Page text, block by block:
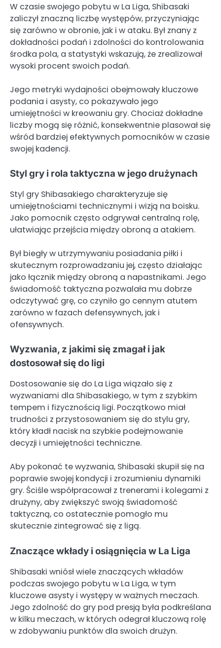
W czasie swojego pobytu w La Liga, Shibasaki
zaliczył znaczną liczbę występów, przyczyniając
się zarówno w obronie, jak i w ataku. Był znany z
dokładności podań i zdolności do kontrolowania
środka pola, a statystyki wskazują, że zrealizował
wysoki procent swoich podań.
Jego metryki wydajności obejmowały kluczowe
podania i asysty, co pokazywało jego
umiejętności w kreowaniu gry. Chociaż dokładne
liczby mogą się różnić, konsekwentnie plasował się
wśród bardziej efektywnych pomocników w czasie
swojej kadencji.
Styl gry i rola taktyczna w jego drużynach
Styl gry Shibasakiego charakteryzuje się
umiejętnościami technicznymi i wizją na boisku.
Jako pomocnik często odgrywał centralną rolę,
ułatwiając przejścia między obroną a atakiem.
Był biegły w utrzymywaniu posiadania piłki i
skutecznym rozprowadzaniu jej, często działając
jako łącznik między obroną a napastnikami. Jego
świadomość taktyczna pozwalała mu dobrze
odczytywać grę, co czyniło go cennym atutem
zarówno w fazach defensywnych, jak i
ofensywnych.
Wyzwania, z jakimi się zmagał i jak
dostosował się do ligi
Dostosowanie się do La Liga wiązało się z
wyzwaniami dla Shibasakiego, w tym z szybkim
tempem i fizycznością ligi. Początkowo miał
trudności z przystosowaniem się do stylu gry,
który kładł nacisk na szybkie podejmowanie
decyzji i umiejętności techniczne.
Aby pokonać te wyzwania, Shibasaki skupił się na
poprawie swojej kondycji i zrozumieniu dynamiki
gry. Ściśle współpracował z trenerami i kolegami z
drużyny, aby zwiększyć swoją świadomość
taktyczną, co ostatecznie pomogło mu
skutecznie zintegrować się z ligą.
Znaczące wkłady i osiągnięcia w La Liga
Shibasaki wniósł wiele znaczących wkładów
podczas swojego pobytu w La Liga, w tym
kluczowe asysty i występy w ważnych meczach.
Jego zdolność do gry pod presją była podkreślana
w kilku meczach, w których odegrał kluczową rolę
w zdobywaniu punktów dla swoich drużyn.